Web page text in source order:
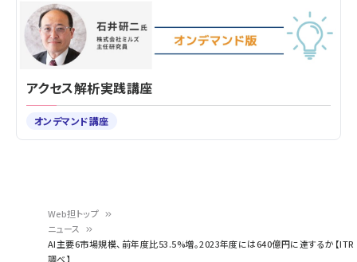
Web担トップ
ニュース
AI主要6市場規模、前年度比53.5%増。2023年度には640億円に達するか【ITR
調べ】
アクセス解析実践講座
オンデマンド講座